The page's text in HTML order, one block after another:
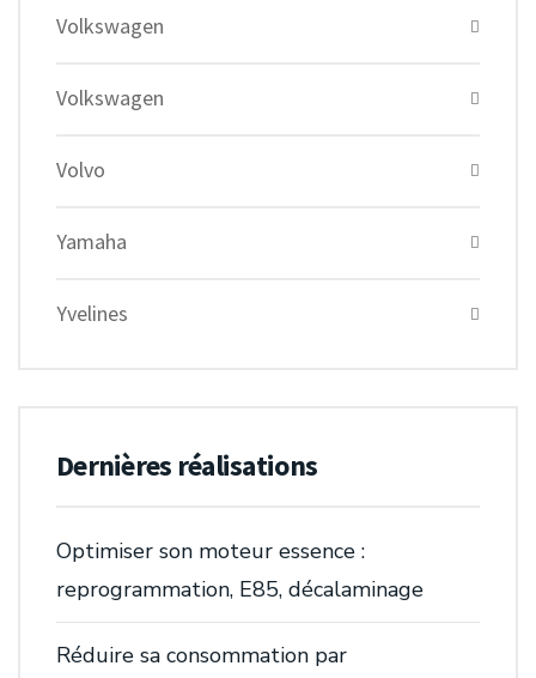
Volkswagen
Volkswagen
Volvo
Yamaha
Yvelines
Dernières réalisations
Optimiser son moteur essence :
reprogrammation, E85, décalaminage
Réduire sa consommation par